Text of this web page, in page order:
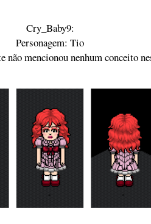
Cry_Baby9:
Personagem: Tio
não mencionou nenhum conceito